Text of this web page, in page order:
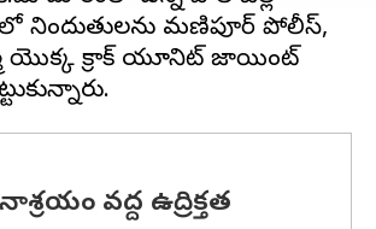
నిందుతులను మణిపూర్ పోలీస్,
యొక్క క్రాక్ యూనిట్ జాయింట్
వద్ద ఉద్రిక్తత